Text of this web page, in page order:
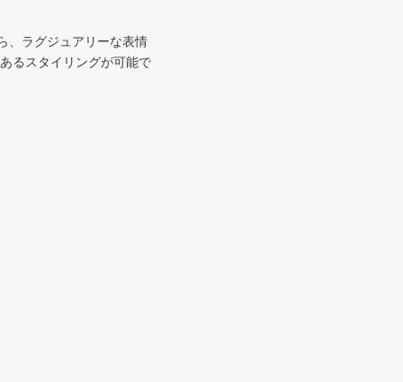
、ラグジュアリーな表情
るスタイリングが可能で